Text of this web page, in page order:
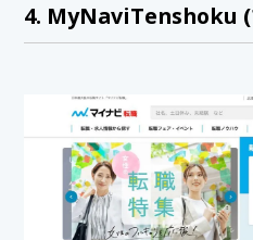
4. MyNaviTenshoku (